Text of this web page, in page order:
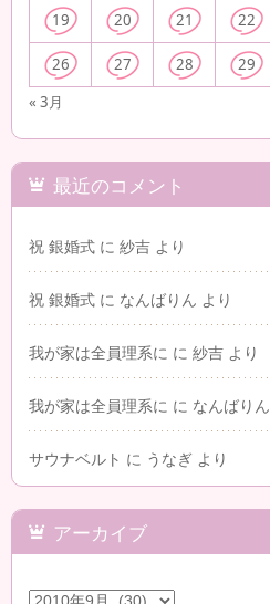
« 3月
19 20 21 22
26 27 28 29
最近のコメント
祝 銀婚式 に 紗吉 より
祝 銀婚式 に なんばりん より
我が家は全員理系に に 紗吉 より
我が家は全員理系に に なんばりん
サウナベルト に うなぎ より
アーカイブ
ア